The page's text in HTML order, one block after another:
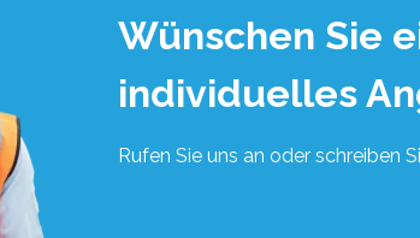
Wünschen Sie
individuelles
Rufen Sie uns an oder schreiben